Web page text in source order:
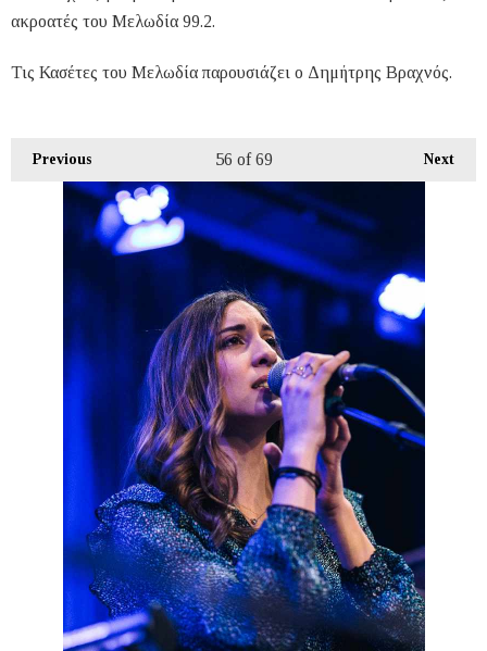
ακροατές του Μελωδία 99.2.
Τις Κασέτες του Μελωδία παρουσιάζει ο Δημήτρης Βραχνός.
Previous Next
56 of 69